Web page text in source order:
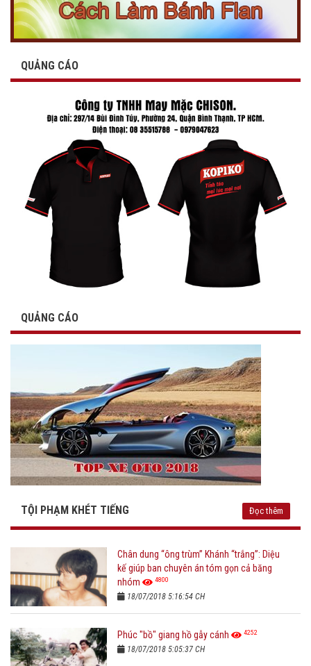
QUẢNG CÁO
QUẢNG CÁO
TỘI PHẠM KHÉT TIẾNG Đọc thêm
Chân dung “ông trùm” Khánh “trắng”: Diệu
kế giúp ban chuyên án tóm gọn cả băng
nhóm
4800
18/07/2018 5:16:54 CH
Phúc "bồ" giang hồ gẫy cánh 4252
18/07/2018 5:05:37 CH